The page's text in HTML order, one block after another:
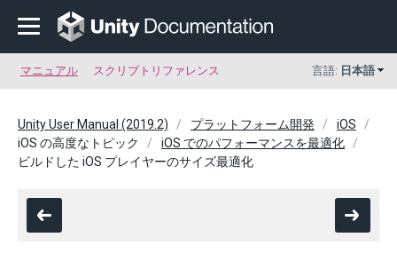
マニュアル スクリプトリファレンス 言語: 日本語
Unity User Manual (2019.2) プラットフォーム開発
iOS
iOS の高度なトピック
iOS でのパフォーマンスを最適化
ビルドした iOS プレイヤーのサイズ最適化